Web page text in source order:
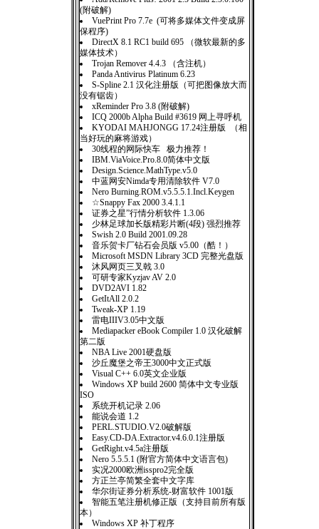
(附破解)
VuePrint Pro 7.7e (可将多媒体文件变成屏
保程序)
DirectX 8.1 RC1 build 695 （微软最新的多
媒体技术）
Trojan Remover 4.4.3 （含注机）
Panda Antivirus Platinum 6.23
S-Spline 2.1 汉化注册版（可把图像放大而
没有锯齿）
xReminder Pro 3.8 (附破解)
ICQ 2000b Alpha Build #3619 网上寻呼机
KYODAI MAHJONGG 17.24注册版 （相
当好玩的麻将游戏）
30线程的网际快车 极力推荐！
IBM.ViaVoice.Pro.8.0简体中文版
Design.Science.MathType.v5.0
中蓝网安Nimda专用清除软件 V7.0
Nero Burning.ROM.v5.5.5.1.Incl.Keygen
☆Snappy Fax 2000 3.4.1.1
证券之星”行情分析软件 1.3.06
少林足球加长版精彩片断(4段) 强烈推荐
Swish 2.0 Build 2001.09.28
音乐贺卡厂钻石会员版 v5.00（酷！）
Microsoft MSDN Library 3CD 完整光盘版
沐风网页三叉戟 3.0
可研专家Kyzjav AV 2.0
DVD2AVI 1.82
GetItAll 2.0.2
Tweak-XP 1.19
雷电IIIV3.05中文版
Mediapacker eBook Compiler 1.0 汉化破解
第二版
NBA Live 2001硬盘版
沙丘魔堡之帝王3000中文正式版
Visual C++ 6.0英文企业版
Windows XP build 2600 简体中文专业版
ISO
系统开机记录 2.06
能说会道 1.2
PERL.STUDIO.V2.0破解版
Easy.CD-DA.Extractor.v4.6.0.1注册版
GetRight.v4.5a注册版
Nero 5.5.5.1 (附官方简体中文语言包)
实况2000欧洲isspro2完全版
方正兰亭简繁全套中文字库
华尔街证券分析系统-财富软件 1001版
智能五笔注册机修正版（支持目前所有版
本）
Windows XP 补丁程序